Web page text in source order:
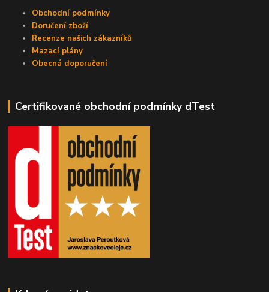
Obchodní podmínky
Doručení zboží
Recenze našich zákazníků
Mazací plány
Obecná doporučení
Certifikované obchodní podmínky dTest